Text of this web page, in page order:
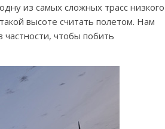
из самых сложных трасс низкого
высоте считать полетом. Нам
частности, чтобы побить